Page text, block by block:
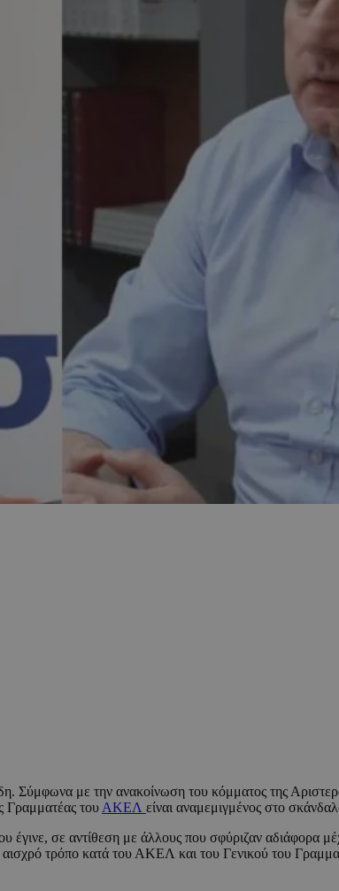
Σύμφωνα με την ανακοίνωση του κόμματος της
Γραμματέας του ΑΚΕΛ είναι αναμεμιγμένος στο
σε αντίθεση με άλλους που σφύριζαν αδιάφορα
αισχρό τρόπο κατά του ΑΚΕΛ και του Γενικού του